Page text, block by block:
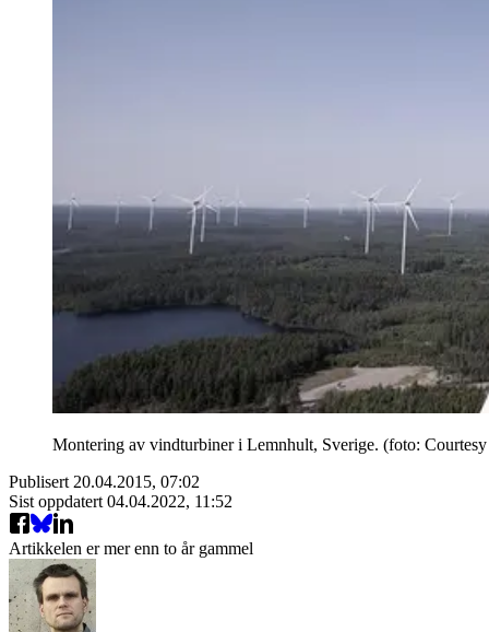
Montering av vindturbiner i Lemnhult, Sverige. (foto:
Publisert 20.04.2015, 07:02
Sist oppdatert 04.04.2022, 11:52
Artikkelen er mer enn to år gammel